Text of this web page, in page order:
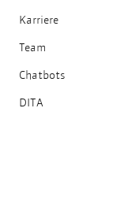
Karriere
Team
Chatbots
DITA